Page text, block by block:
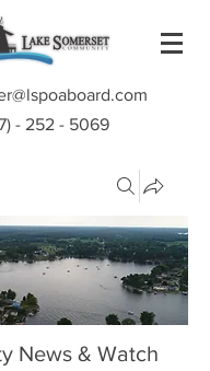
- 252 - 5069
News & Watch